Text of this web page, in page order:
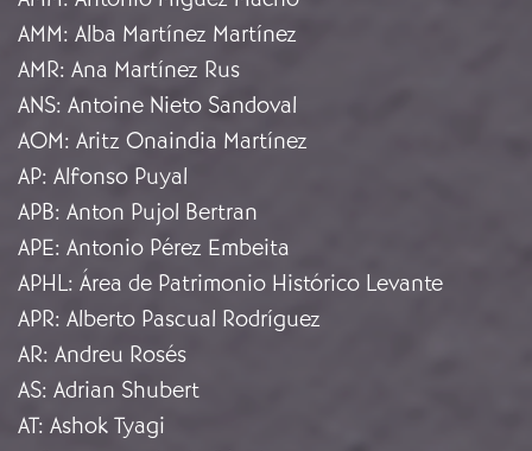
AMM: Alba Martínez Martínez
AMR: Ana Martínez Rus
ANS: Antoine Nieto Sandoval
AOM: Aritz Onaindia Martínez
AP: Alfonso Puyal
APB: Anton Pujol Bertran
APE: Antonio Pérez Embeita
APHL: Área de Patrimonio Histórico Levante
APR: Alberto Pascual Rodríguez
AR: Andreu Rosés
AS: Adrian Shubert
AT: Ashok Tyagi